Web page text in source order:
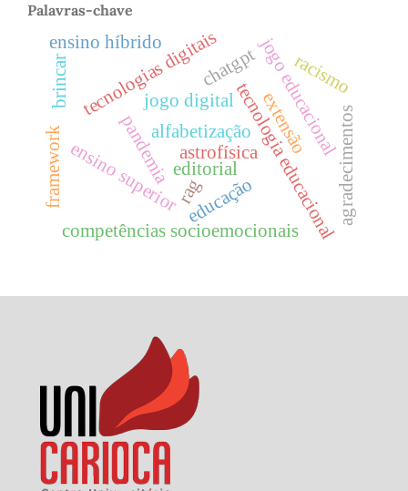
Palavras-chave
tecnologia educacional
alfabetização
jogo digital
ensino superior
extensão
competências socioemocionais
framework
tecnologias digitais jogo educacional
educação
pandemia
rag
ensino híbrido
editorial agradecimentos
racismo
brincar chatgpt
astrofísica